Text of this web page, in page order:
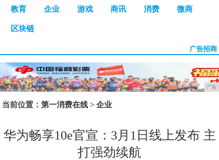
教育 企业 游戏 商讯 消费 微商
区块链
广告招商
广告
当前位置：第一消费在线 >企业
华为畅享10e官宣：3月1日线上发布 主
打强劲续航